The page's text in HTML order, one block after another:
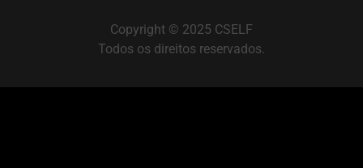
Copyright © 2025 CSELF
Todos os direitos reservados.